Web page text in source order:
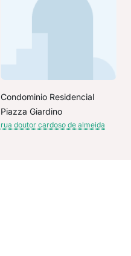
Condominio Residencial
Piazza Giardino
rua doutor cardoso de almeida